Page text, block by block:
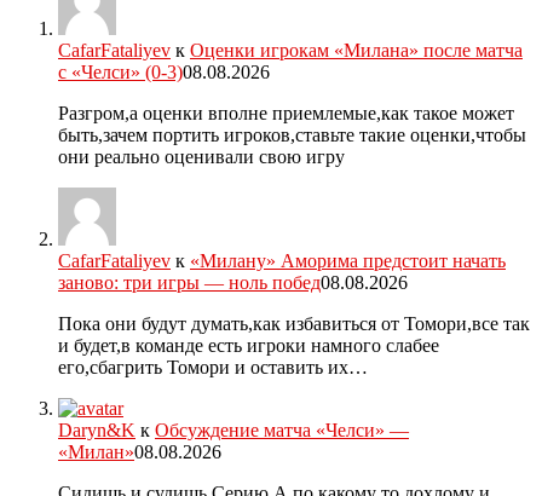
CafarFataliyev к Оценки игрокам «Милана» после матча
с «Челси» (0-3)08.08.2026
Разгром,а оценки вполне приемлемые,как такое может
быть,зачем портить игроков,ставьте такие оценки,чтобы
они реально оценивали свою игру
CafarFataliyev к «Милану» Аморима предстоит начать
заново: три игры — ноль побед08.08.2026
Пока они будут думать,как избавиться от Томори,все так
и будет,в команде есть игроки намного слабее
его,сбагрить Томори и оставить их…
Daryn&K к Обсуждение матча «Челси» —
«Милан»08.08.2026